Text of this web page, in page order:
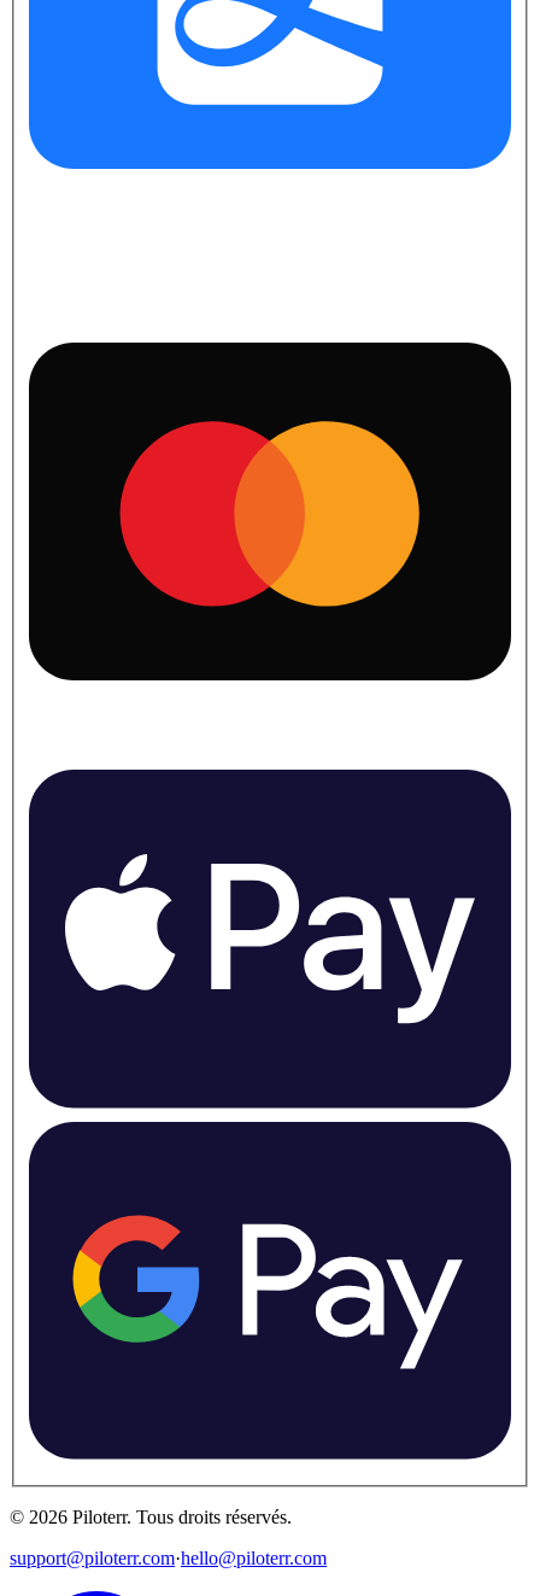
© 2026 Piloterr. Tous droits réservés.
support@piloterr.com·hello@piloterr.com